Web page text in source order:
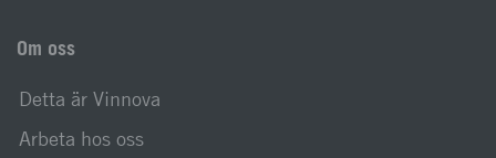
Om oss
Detta är Vinnova
Arbeta hos oss